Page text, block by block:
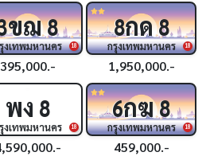
18
ขฌ8
งเทพมหานคร
395,000.-
18
8กด8
กรุงเทพมหานคร
1,950,000.-
18
พง 8
งเทพมหานคร 18
6กฆ8
กรุงเทพมหานคร
459,000.-